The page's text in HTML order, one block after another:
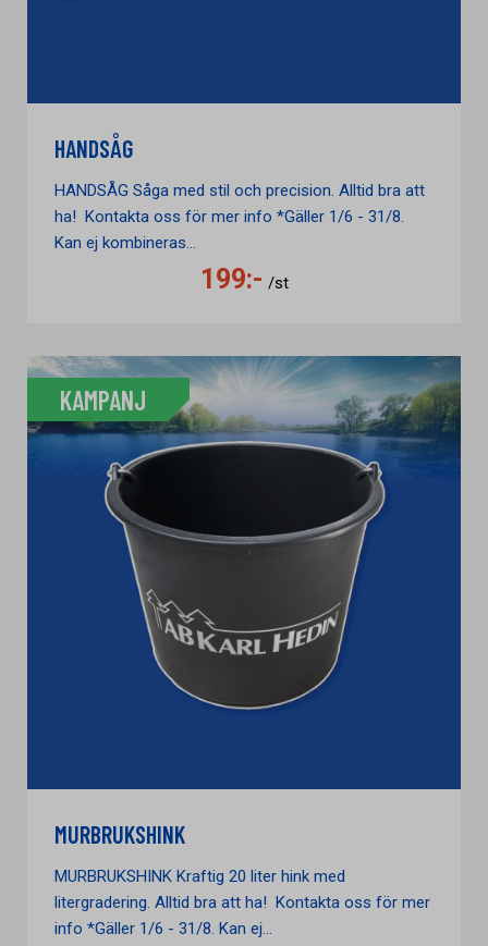
HANDSÅG
HANDSÅG Såga med stil och precision. Alltid bra att
ha! Kontakta oss för mer info *Gäller 1/6 - 31/8.
Kan ej kombineras...
199:- /st
KAMPANJ
MURBRUKSHINK
MURBRUKSHINK Kraftig 20 liter hink med
litergradering. Alltid bra att ha! Kontakta oss för mer
info *Gäller 1/6 - 31/8. Kan ej...